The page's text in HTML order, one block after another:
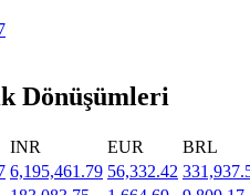
Dönüşümleri
INR EUR BRL
6,195,461.79 56,332.42